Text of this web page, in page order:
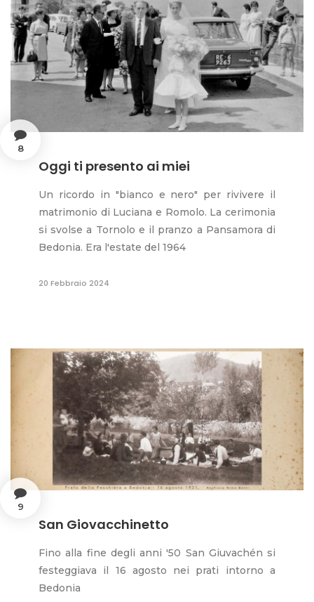
8
Oggi ti presento ai miei
Un ricordo in "bianco e nero" per rivivere il
matrimonio di Luciana e Romolo. La cerimonia
si svolse a Tornolo e il pranzo a Pansamora di
Bedonia. Era l'estate del 1964
20 Febbraio 2024
9
San Giovacchinetto
Fino alla fine degli anni '50 San Giuvachén si
festeggiava il 16 agosto nei prati intorno a
Bedonia